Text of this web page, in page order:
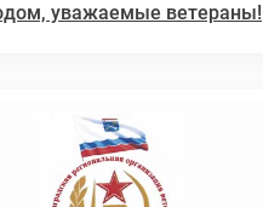
уважаемые ветераны!